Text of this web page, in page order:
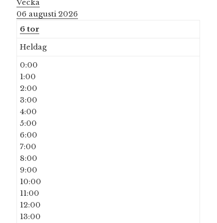
Vecka
06 augusti 2026
6 tor
Heldag
0:00
1:00
2:00
3:00
4:00
5:00
6:00
7:00
8:00
9:00
10:00
11:00
12:00
13:00